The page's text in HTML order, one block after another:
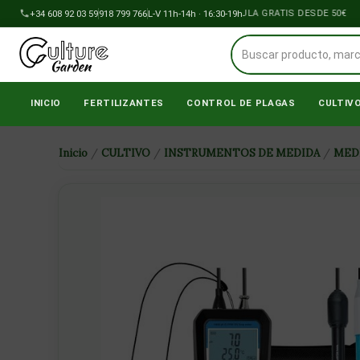
al
contenido
+34 608 92 03 59918 799 766L-V 11h-14h · 16:30-19h
ENVÍOS A PENÍNSULA GRATIS DESDE 50€
INICIO FERTILIZANTES CONTROL DE PLAGAS CULTIVO
Inicio / CULTIVO / INSTRUMENTOS DE MEDIDA /